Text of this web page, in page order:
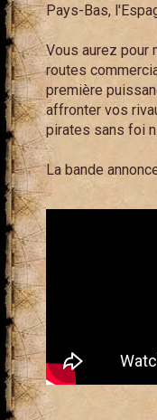
Pays-Bas,
Vous aurez pour
routes
première
affronter vos
pirates sans foi
La bande